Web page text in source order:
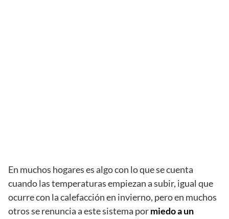
En muchos hogares es algo con lo que se cuenta
cuando las temperaturas empiezan a subir, igual que
ocurre con la calefacción en invierno, pero en muchos
otros se renuncia a este sistema pormiedo a un